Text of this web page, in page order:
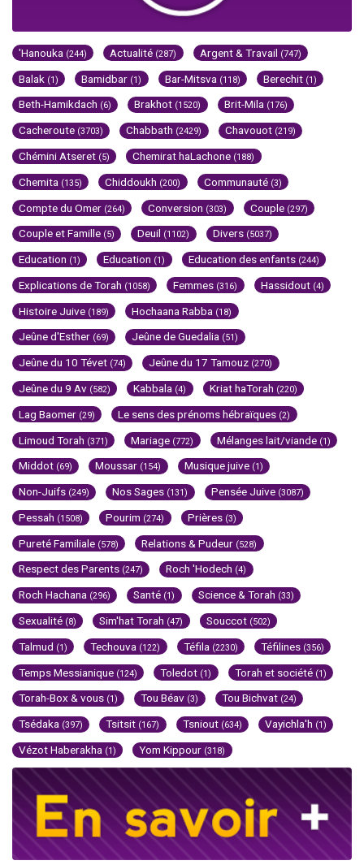
'Hanouka (244) Actualité (287) Argent & Travail (747)
Balak (1) Bamidbar (1) Bar-Mitsva (118) Berechit (1)
Beth-Hamikdach (6) Brakhot (1520) Brit-Mila (176)
Cacheroute (3703) Chabbath (2429) Chavouot (219)
Chémini Atseret (5) Chemirat haLachone (188)
Chemita (135) Chiddoukh (200) Communauté (3)
Compte du Omer (264) Conversion (303) Couple (297)
Couple et Famille (5) Deuil (1102) Divers (5037)
Education (1) Education (1) Education des enfants (244)
Explications de Torah (1058) Femmes (316) Hassidout (4)
Histoire Juive (189) Hochaana Rabba (18)
Jeûne d'Esther (69) Jeûne de Guedalia (51)
Jeûne du 10 Tévet (74) Jeûne du 17 Tamouz (270)
Jeûne du 9 Av (582) Kabbala (4) Kriat haTorah (220)
Lag Baomer (29) Le sens des prénoms hébraïques (2)
Limoud Torah (371) Mariage (772) Mélanges lait/viande (1)
Middot (69) Moussar (154) Musique juive (1)
Non-Juifs (249) Nos Sages (131) Pensée Juive (3087)
Pessah (1508) Pourim (274) Prières (3)
Pureté Familiale (578) Relations & Pudeur (528)
Respect des Parents (247) Roch 'Hodech (4)
Roch Hachana (296) Santé (1) Science & Torah (33)
Sexualité (8) Sim'hat Torah (47) Souccot (502)
Talmud (1) Techouva (122) Téfila (2230) Téfilines (356)
Temps Messianique (124) Toledot (1) Torah et société (1)
Torah-Box & vous (1) Tou Béav (3) Tou Bichvat (24)
Tsédaka (397) Tsitsit (167) Tsniout (634) Vayichla'h (1)
Vézot Haberakha (1) Yom Kippour (318)